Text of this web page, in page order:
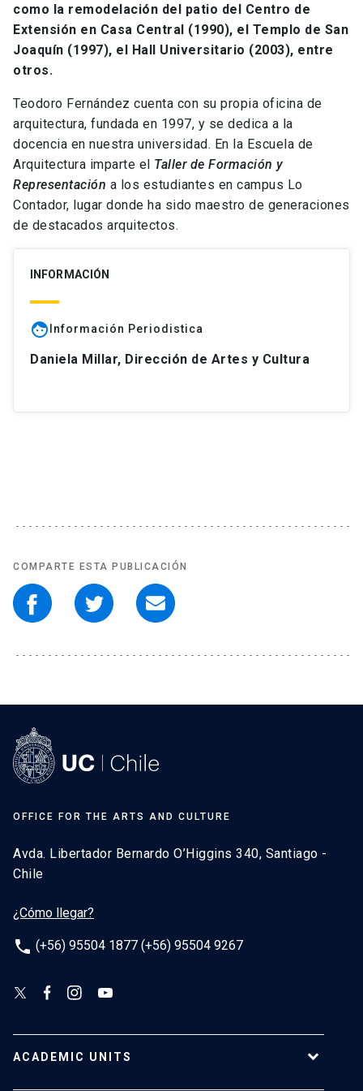
como la remodelación del patio del Centro de
Extensión en Casa Central (1990), el Templo de San
Joaquín (1997), el Hall Universitario (2003), entre
otros.
Teodoro Fernández cuenta con su propia oficina de
arquitectura, fundada en 1997, y se dedica a la
docencia en nuestra universidad. En la Escuela de
Arquitectura imparte el Taller de Formación y
Representación a los estudiantes en campus Lo
Contador, lugar donde ha sido maestro de generaciones
de destacados arquitectos.
INFORMACIÓN
faceInformación Periodistica
Daniela Millar, Dirección de Artes y Cultura
COMPARTE ESTA PUBLICACIÓN
OFFICE FOR THE ARTS AND CULTURE
Avda. Libertador Bernardo O’Higgins 340, Santiago -
Chile
¿Cómo llegar?
phone (+56) 95504 1877 (+56) 95504 9267
ACADEMIC UNITS